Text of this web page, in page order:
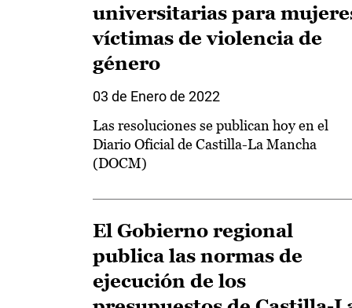
universitarias para
víctimas de violencia de
género
03 de Enero de 2022
Las resoluciones se publican hoy en el
Diario Oficial de Castilla-La Mancha
(DOCM)
El Gobierno regional
publica las normas de
ejecución de los